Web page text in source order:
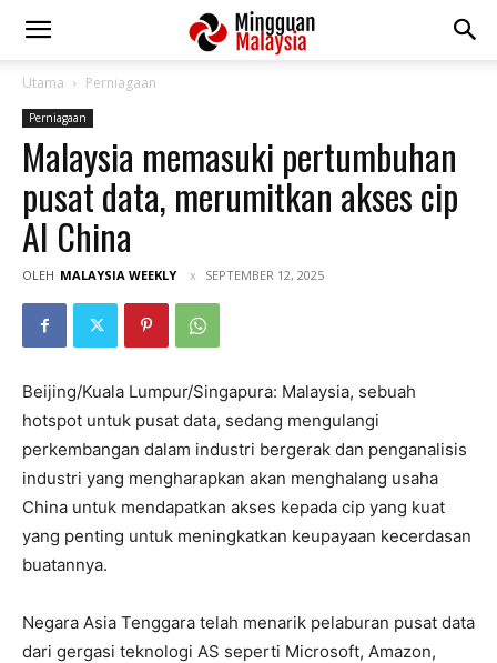
Utama Perniagaan
Perniagaan
Malaysia memasuki pertumbuhan
pusat data, merumitkan akses cip
AI China
OLEH MALAYSIA WEEKLY SEPTEMBER 12, 2025
Beijing/Kuala Lumpur/Singapura: Malaysia, sebuah
hotspot untuk pusat data, sedang mengulangi
perkembangan dalam industri bergerak dan penganalisis
industri yang mengharapkan akan menghalang usaha
China untuk mendapatkan akses kepada cip yang kuat
yang penting untuk meningkatkan keupayaan kecerdasan
buatannya.
Negara Asia Tenggara telah menarik pelaburan pusat data
dari gergasi teknologi AS seperti Microsoft, Amazon,